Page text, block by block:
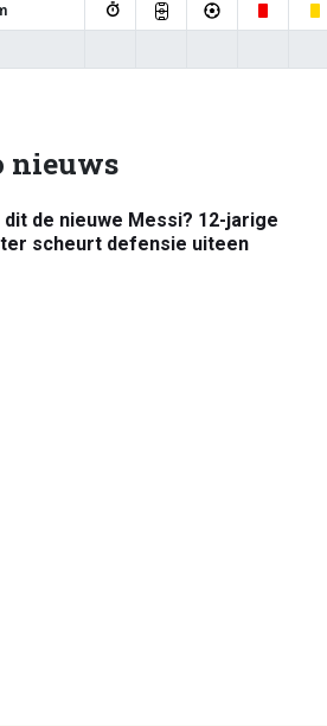
nieuws
dit de nieuwe Messi? 12-jarige
scheurt defensie uiteen